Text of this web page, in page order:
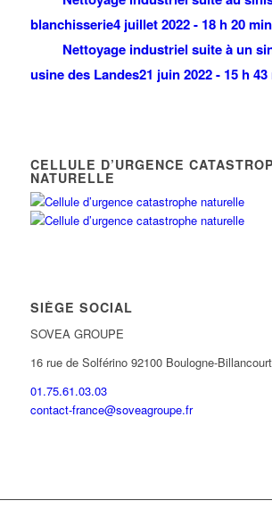
blanchisserie4 juillet 2022 - 18 h 20 min
Nettoyage industriel suite à un
usine des Landes21 juin 2022 - 15 h
CELLULE D’URGENCE
NATURELLE
SIÈGE SOCIAL
SOVEA GROUPE
16 rue de Solférino 92100 Boulogne-Billancourt
01.75.61.03.03
contact-france@soveagroupe.fr